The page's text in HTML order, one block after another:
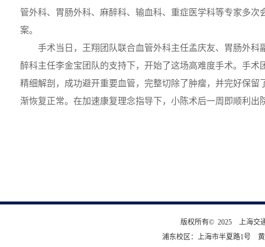
版权所有© 2025 上海交
浦东校区：上海市半夏路1号
管外科、胃肠外科、麻醉科、输血科、重症医学科等专家多次
案。
手术当日，王翔团队联合血管外科主任孟庆友、胃肠外科
醉科主任李金宝团队的支持下，开始了这场高难度手术。手术
精细解剖，成功避开重要血管，完整切除了肿瘤，并完好保留
渐恢复正常。在加速康复理念指导下，小陈术后一周即顺利出